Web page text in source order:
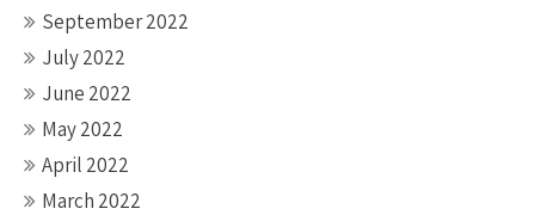
September 2022
July 2022
June 2022
May 2022
April 2022
March 2022